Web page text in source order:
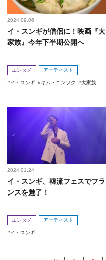
2024.09.06
イ・スンギが僧侶に！映画『大
家族』今年下半期公開へ
エンタメ アーティスト
イ・スンギ キム・ユンソク 大家族
2024.01.24
イ・スンギ、韓流フェスでフラ
ンスを魅了！
エンタメ アーティスト
イ・スンギ